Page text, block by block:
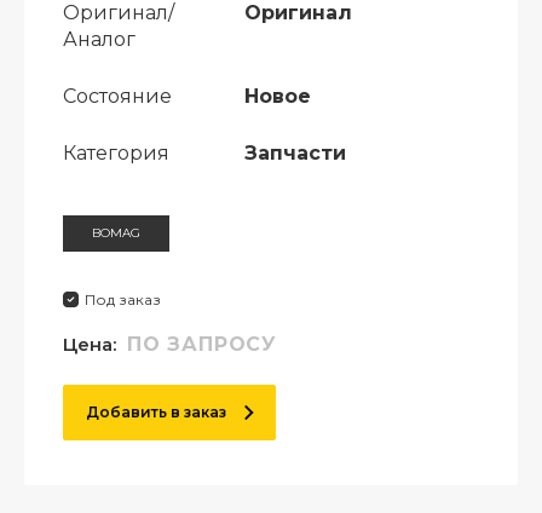
Оригинал/
Аналог
Оригинал
Состояние Новое
Категория Запчасти
BOMAG
Под заказ
Цена: ПО ЗАПРОСУ
Добавить в заказ